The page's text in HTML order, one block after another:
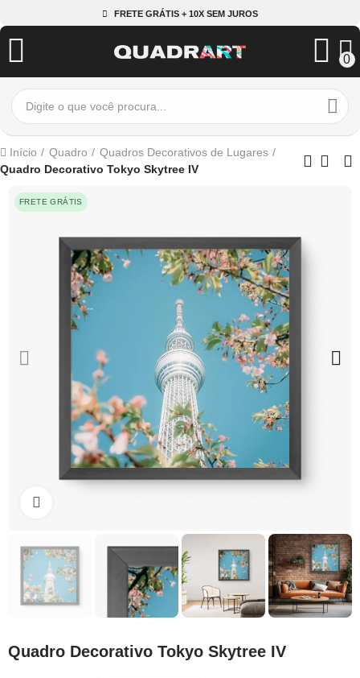
FRETE GRÁTIS + 10X SEM JUROS
0
Início Quadro
Quadros Decorativos de Lugares
Quadro Decorativo Tokyo Skytree IV
FRETE GRÁTIS
Quadro Decorativo Tokyo Skytree IV